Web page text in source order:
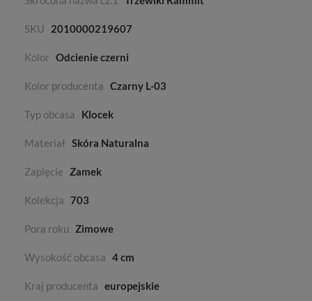
SKU 2010000219607
Kolor Odcienie czerni
Kolor producenta Czarny L-03
Typ obcasa Klocek
Materiał Skóra Naturalna
Zapięcie Zamek
Kolekcja 703
Pora roku Zimowe
Wysokość obcasa 4 cm
Kraj producenta europejskie